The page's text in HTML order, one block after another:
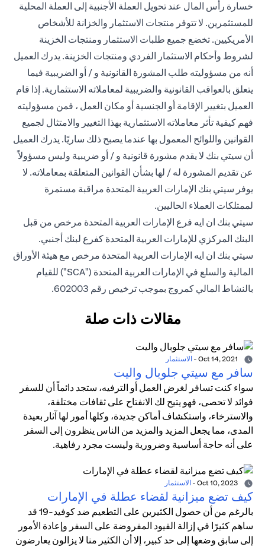
خسارة رأس المال عند تحويل العملة الأجنبية إلى العملة المحلية
للمستثمرين. لا تتوفر منتجات الاستثمار والخزانة للأشخاص
الأمريكيين. تخضع جميع طلبات الاستثمار ومنتجات الخزينة
لشروط وأحكام الاستثمار الفردي ومنتجات الخزينة. يدرك العميل
أنه من مسؤوليته طلب المشورة القانونية و / أو الضريبية فيما
يتعلق بالعواقب القانونية والضريبية لمعاملاته الاستثمارية. إذا قام
العميل بتغيير الإقامة أو الجنسية أو مكان العمل ، فمن مسؤوليته
فهم كيفية تأثر معاملاته الاستثمارية بهذا التغيير والامتثال لجميع
القوانين واللوائح المعمول بها عندما يصبح ذلك ساريًا. يدرك العميل
أن سيتي بنك لا يقدم مشورة قانونية و / أو ضريبية وليس مسؤولاً
عن تقديم المشورة له / لها بشأن القوانين المتعلقة بمعاملاته. لا
يوفر سيتي بنك الإمارات العربية المتحدة مراقبة مستمرة
لممتلكات العملاء الحاليين.
سيتي بنك ان ايه فرع الإمارات العربية المتحدة مرخص من قبل
البنك المركزي للإمارات العربية المتحدة كفرع لبنك أجنبي.
سيتي بنك ان ايه الإمارات العربية المتحدة مرخص مع هيئة الأوراق
المالية والسلع في الإمارات العربية المتحدة ("SCA") للقيام
بالنشاط المالي كمروج بموجب ترخيص رقم 602003.
مقالات ذات صلة
- الاستثمار
سافر مع سيتي جلوبال واليت
سواء كنت تسافر لغرض العمل أو الترفيه، ستجد دائماً أن للسفر
فوائد لا تحصى، فهو يتيح لك الانفتاح على ثقافات مختلفة،
والاسترخاء، واستكشاف أماكن جديدة، وكلها أمور لها آثار بعيدة
المدى، مما يجعل المزيد والمزيد من الناس ينظرون إلى السفر
على أنه حاجة أساسية وضرورية وليست مجرد رفاهية.
- الاستثمار
كيف تضع ميزانية لقضاء عطلة في الإمارات
بالرغم من أن حصول الكثيرين على التطعيم ضد كوفيد-19 قد
ساهم كثيرًا في إزالة القيود المفروضة على السفر وإعادة الأمور
إلى سابق وضعها إلى حد كبير، إلا أن الكثير منا لا يزالون يعارضون